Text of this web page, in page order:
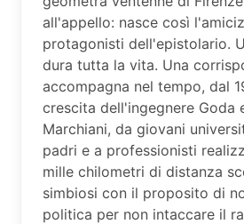
all'appello: nasce così
protagonisti dell'epistolario.
dura tutta la vita. Una
accompagna nel tempo, dal
crescita dell'ingegnere Goda
Marchiani, da giovani
padri e a professionisti
mille chilometri di distanza
simbiosi con il proposito di
politica per non intaccare il